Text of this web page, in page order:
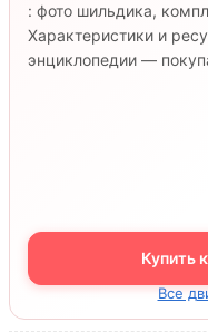
: фото шильдика,
Характеристики и
энциклопедии —
Купить
Все